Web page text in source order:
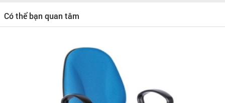
Có thể bạn quan tâm